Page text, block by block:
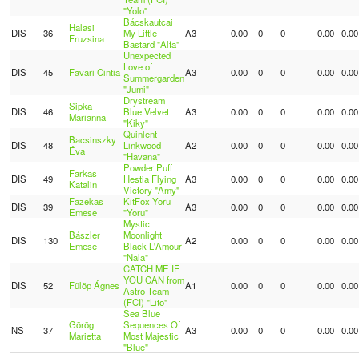
"Yolo"
DIS 36
Halasi
Fruzsina
Bácskautcai
My Little
Bastard "Alfa"
A3 0.00 0 0 0.00 0.00
DIS 45 Favari Cintia
Unexpected
Love of
Summergarden
"Jumi"
A3 0.00 0 0 0.00 0.00
DIS 46
Sipka
Marianna
Drystream
Blue Velvet
"Kiky"
A3 0.00 0 0 0.00 0.00
DIS 48
Bacsinszky
Éva
Quinlent
Linkwood
"Havana"
A2 0.00 0 0 0.00 0.00
DIS 49
Farkas
Katalin
Powder Puff
Hestia Flying
Victory "Amy"
A3 0.00 0 0 0.00 0.00
DIS 39
Fazekas
Emese
KitFox Yoru
"Yoru"
A3 0.00 0 0 0.00 0.00
DIS 130
Bászler
Emese
Mystic
Moonlight
Black L'Amour
"Nala"
A2 0.00 0 0 0.00 0.00
DIS 52 Fülöp Ágnes
CATCH ME IF
YOU CAN from
Astro Team
(FCI) "Lito"
A1 0.00 0 0 0.00 0.00
NS 37
Görög
Marietta
Sea Blue
Sequences Of
Most Majestic
"Blue"
A3 0.00 0 0 0.00 0.00